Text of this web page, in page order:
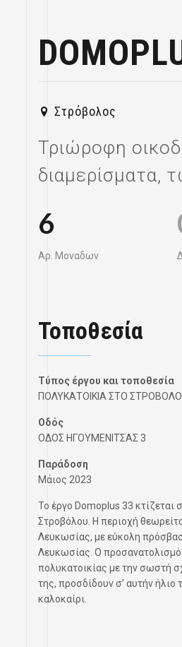
Στρόβολος
Τριώροφη
διαμερίσματα,
6
Αρ. Μοναδων
Τοποθεσία
Τύπος έργου και τοποθεσία
ΠΟΛΥΚΑΤΟΙΚΙΑ ΣΤΟ ΣΤΡΟΒΟΛΟ
Οδός
ΟΔΟΣ ΗΓΟΥΜΕΝΙΤΣΑΣ 3
Παράδοση
Μάιος 2023
Το έργο Domoplus 33 κτίζεται
Στροβόλου. Η περιοχή
Λευκωσίας, με εύκολη
Λευκωσίας. Ο
πολυκατοικίας με την σωστή
της, προσδίδουν σ’ αυτήν ήλιο
καλοκαίρι.